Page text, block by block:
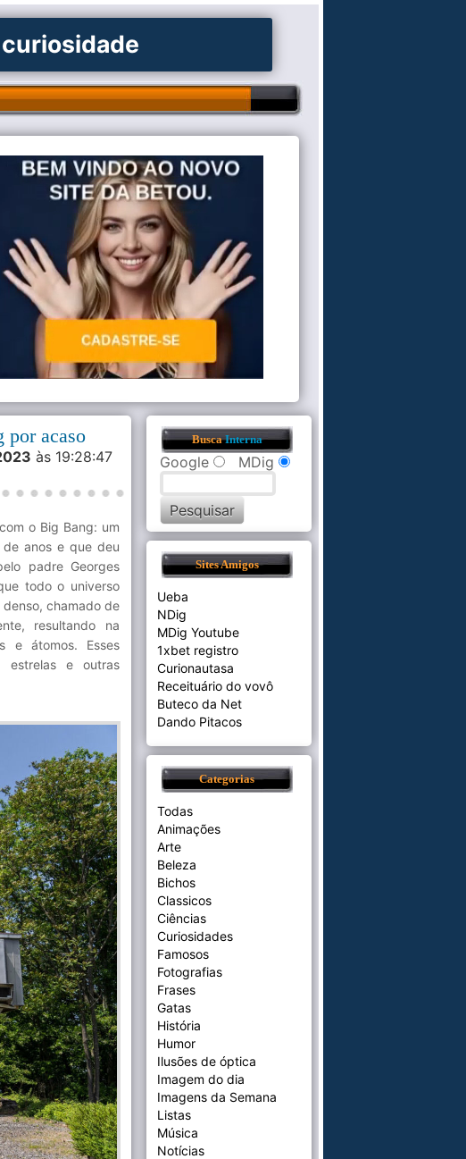
por acaso
às 19:28:47
o Big Bang: um
anos e que deu
padre Georges
todo o universo
chamado de
resultando na
e átomos. Esses
estrelas e outras
BuscaInterna
Google MDig
Sites Amigos
Ueba
NDig
MDig Youtube
1xbet registro
Curionautasa
Receituário do vovô
Buteco da Net
Dando Pitacos
Categorias
Todas
Animações
Arte
Beleza
Bichos
Classicos
Ciências
Curiosidades
Famosos
Fotografias
Frases
Gatas
História
Humor
Ilusões de óptica
Imagem do dia
Imagens da Semana
Listas
Música
Notícias